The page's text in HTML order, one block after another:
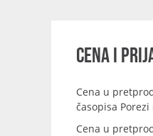
CENA I
Cena u
časopisa
Cena u